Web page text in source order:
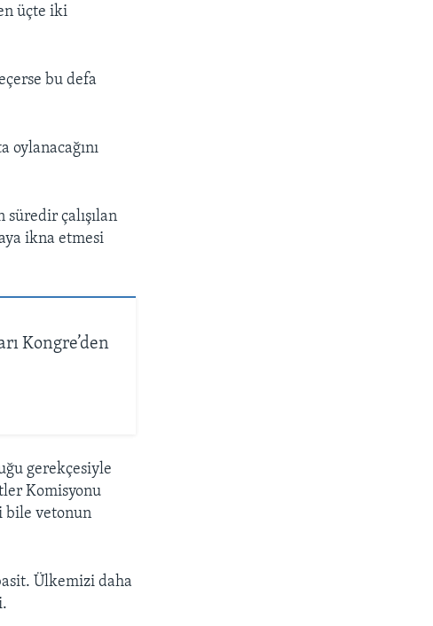
üçte iki
bu defa
oylanacağını
çalışılan
ikna etmesi
Kongre’den
gerekçesiyle
Komisyonu
bile vetonun
Ülkemizi daha